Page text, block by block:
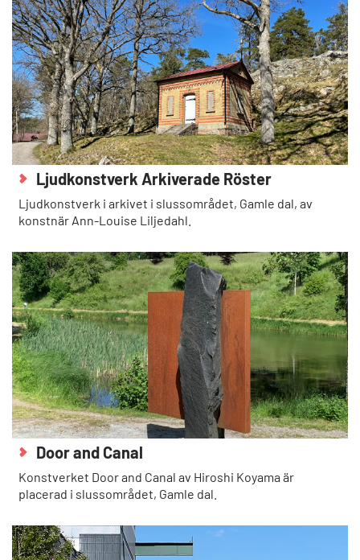
Ljudkonstverk Arkiverade Röster
Ljudkonstverk i arkivet i slussområdet, Gamle dal, av
konstnär Ann-Louise Liljedahl.
Door and Canal
Konstverket Door and Canal av Hiroshi Koyama är
placerad i slussområdet, Gamle dal.